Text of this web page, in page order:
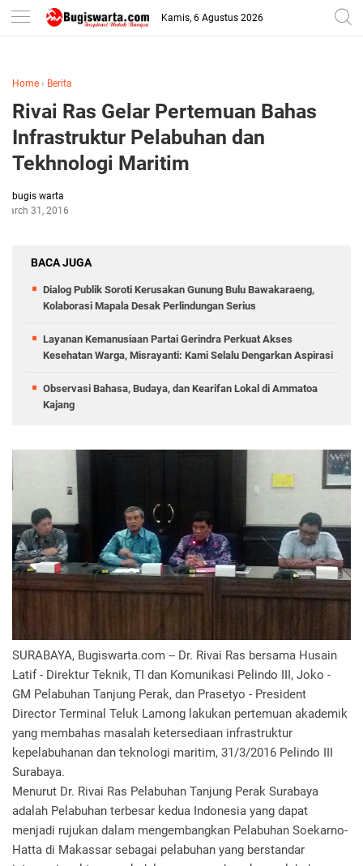
-->
Kamis, 6 Agustus 2026
Home › Berita
Rivai Ras Gelar Pertemuan Bahas
Infrastruktur Pelabuhan dan
Tekhnologi Maritim
bugis warta
March 31, 2016
BACA JUGA
Dialog Publik Soroti Kerusakan Gunung Bulu Bawakaraeng,
Kolaborasi Mapala Desak Perlindungan Serius
Layanan Kemanusiaan Partai Gerindra Perkuat Akses
Kesehatan Warga, Misrayanti: Kami Selalu Dengarkan Aspirasi
Observasi Bahasa, Budaya, dan Kearifan Lokal di Ammatoa
Kajang
SURABAYA, Bugiswarta.com -- Dr. Rivai Ras bersama Husain
Latif - Direktur Teknik, TI dan Komunikasi Pelindo III, Joko -
GM Pelabuhan Tanjung Perak, dan Prasetyo - President
Director Terminal Teluk Lamong lakukan pertemuan akademik
yang membahas masalah ketersediaan infrastruktur
kepelabuhanan dan teknologi maritim, 31/3/2016 Pelindo III
Surabaya.
Menurut Dr. Rivai Ras Pelabuhan Tanjung Perak Surabaya
adalah Pelabuhan terbesar kedua Indonesia yang dapat
menjadi rujukan dalam mengembangkan Pelabuhan Soekarno-
Hatta di Makassar sebagai pelabuhan yang berstandar